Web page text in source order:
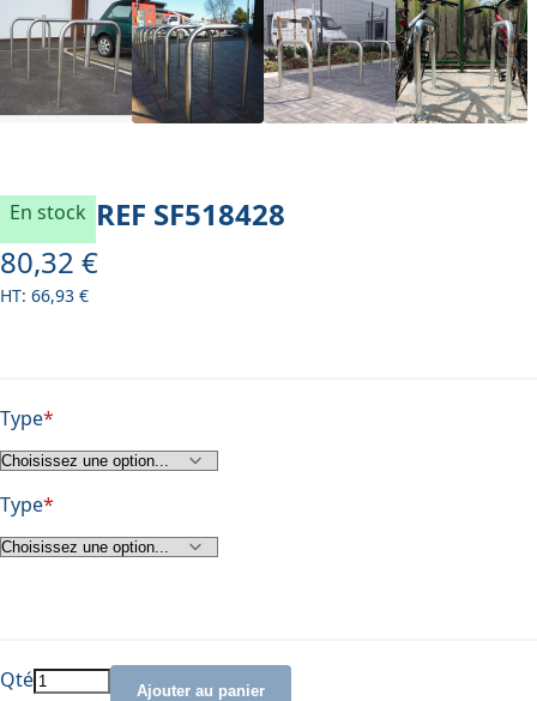
En stock REF SF518428
À partir de
80,32 €
66,93 €
Type
Type
Qté Ajouter au panier